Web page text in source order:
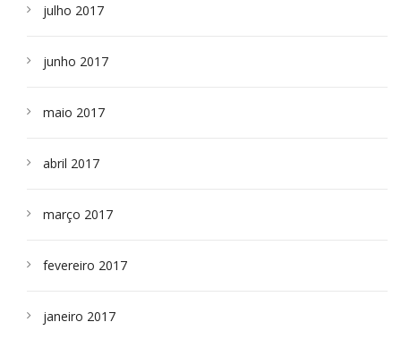
julho 2017
junho 2017
maio 2017
abril 2017
março 2017
fevereiro 2017
janeiro 2017